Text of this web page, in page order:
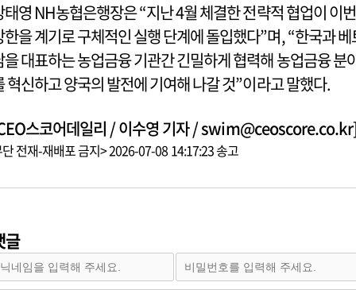
태영 NH농협은행장은 “지난 4월 체결한 전략적 협업이 이번
한을 계기로 구체적인 실행 단계에 돌입했다”며, “한국과 베
을 대표하는 농업금융 기관간 긴밀하게 협력해 농업금융 분
혁신하고 양국의 발전에 기여해 나갈 것”이라고 말했다.
스코어데일리 / 이수영 기자 /
전재-재배포 금지> 2026-07-08 14:17:23 송고
글